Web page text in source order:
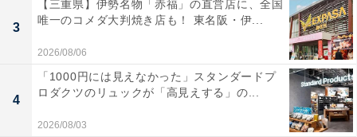
3
【三重県】伊勢名物「赤福」の直営店に、全国
唯一のコメダ大判焼き店も！ 東名阪・伊...
2026/08/06
4
「1000円には見えなかった」スタンダードプ
ロダクツのリュックが「高見えする」の...
2026/08/03